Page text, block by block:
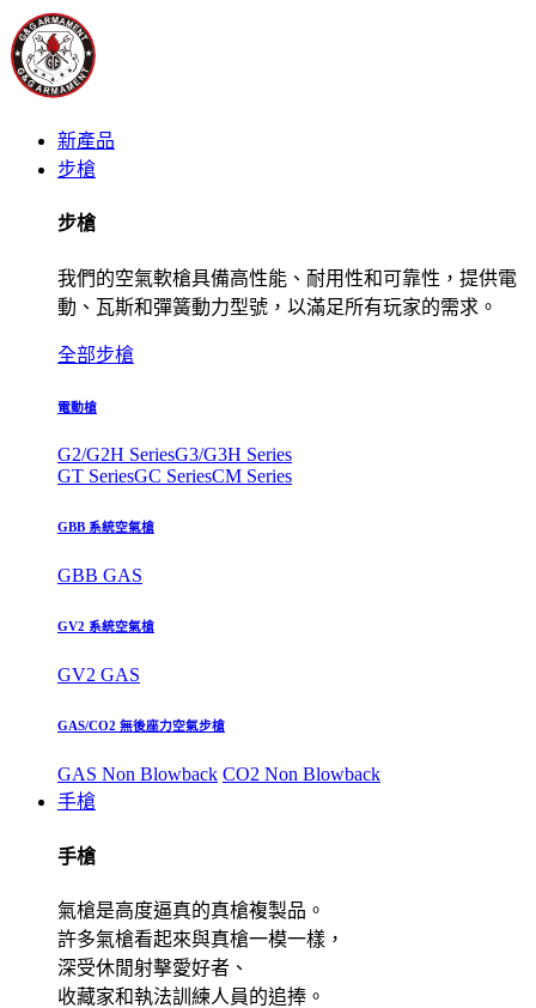
新產品
步槍
步槍
我們的空氣軟槍具備高性能、耐用性和可靠性，提供電
動、瓦斯和彈簧動力型號，以滿足所有玩家的需求。
全部步槍
電動槍
G2/G2H SeriesG3/G3H Series
GT SeriesGC SeriesCM Series
GBB 系統空氣槍
GBB GAS
GV2 系統空氣槍
GV2 GAS
GAS/CO2 無後座力空氣步槍
GAS Non Blowback CO2 Non Blowback
手槍
手槍
氣槍是高度逼真的真槍複製品。
許多氣槍看起來與真槍一模一樣，
深受休閒射擊愛好者、
收藏家和執法訓練人員的追捧。